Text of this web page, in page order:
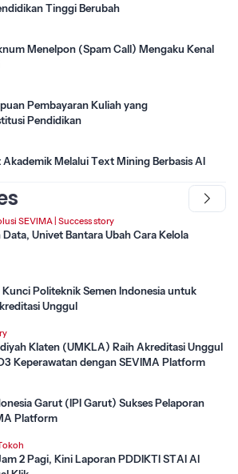
Tinggi Berubah
Menelpon (Spam Call) Mengaku Kenal
Pembayaran Kuliah yang
Pendidikan
Melalui Text Mining Berbasis AI
SEVIMA | Success story
Univet Bantara Ubah Cara Kelola
Kunci Politeknik Semen Indonesia untuk
Unggul
Klaten (UMKLA) Raih Akreditasi Unggul
Keperawatan dengan SEVIMA Platform
Garut (IPI Garut) Sukses Pelaporan
Platform
2 Pagi, Kini Laporan PDDIKTI STAI Al